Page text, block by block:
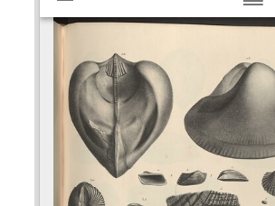
viewer